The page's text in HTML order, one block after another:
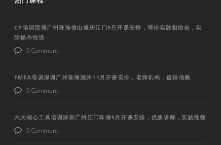
CP培训深圳广州珠海佛山肇庆江门9月开课安排，理论实践相结合，实
际操作性强
0 Comment
FMEA培训深圳广州珠海惠州11月开课安排，老牌机构，值得信赖
0 Comment
六大核心工具培训深圳广州江门珠海9月开课安排，优质讲师，实践性强
0 Comment